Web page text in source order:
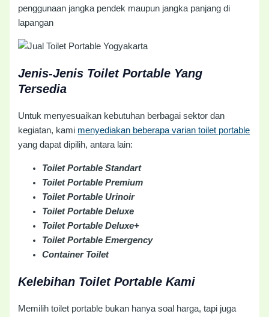
penggunaan jangka pendek maupun jangka panjang di
lapangan
Jenis-Jenis Toilet Portable Yang
Tersedia
Untuk menyesuaikan kebutuhan berbagai sektor dan
kegiatan, kami menyediakan beberapa varian toilet portable
yang dapat dipilih, antara lain:
Toilet Portable Standart
Toilet Portable Premium
Toilet Portable Urinoir
Toilet Portable Deluxe
Toilet Portable Deluxe+
Toilet Portable Emergency
Container Toilet
Kelebihan Toilet Portable Kami
Memilih toilet portable bukan hanya soal harga, tapi juga